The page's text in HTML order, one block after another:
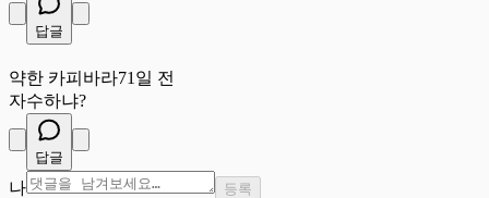
답글
약한 카피바라71일 전
자수하냐?
답글
나 등록